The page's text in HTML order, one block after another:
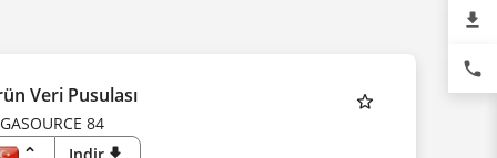
Veri Pusulası
84
file_download
phone